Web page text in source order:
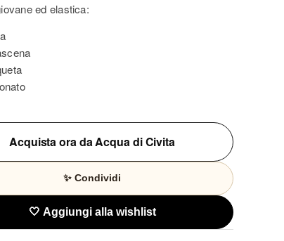
ed elastica:
Acquista ora da Acqua di Civita
✨ Condividi
🤍 Aggiungi alla wishlist